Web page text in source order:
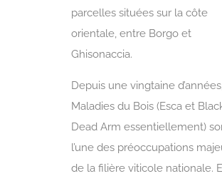
parcelles situées sur la côte
orientale, entre Borgo et
Ghisonaccia.
Depuis une vingtaine
Maladies du Bois (Esca et
Dead Arm essentiellement)
l’une des préoccupations
de la filière viticole nationale.